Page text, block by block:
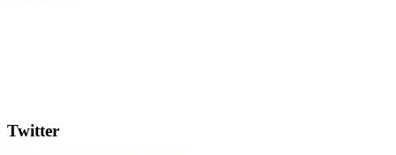
Twitter